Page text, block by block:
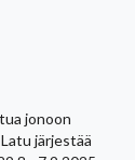
jonoon
järjestää